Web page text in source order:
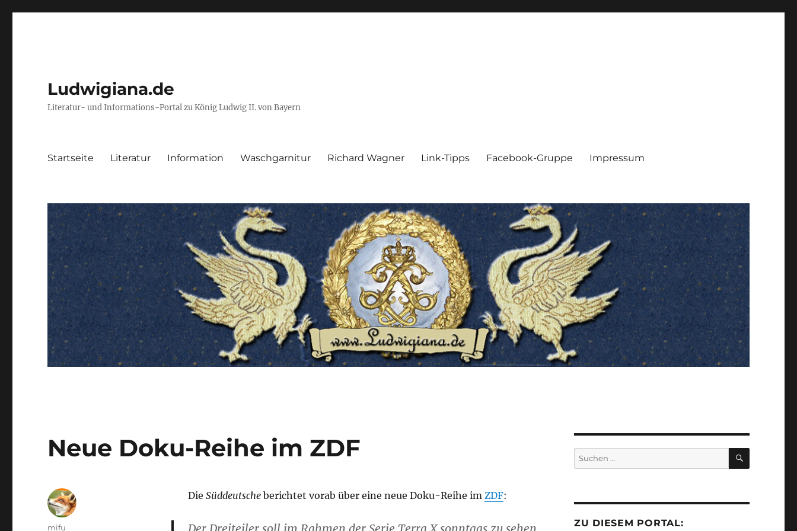
Ludwigiana.de
Literatur- und Informations-Portal zu König Ludwig II. von Bayern
Startseite Literatur Information Waschgarnitur Richard Wagner Link-Tipps Facebook-Gruppe Impressum
Neue Doku-Reihe im ZDF
Die Süddeutsche berichtet vorab über eine neue Doku-Reihe im ZDF:
Autor
mifu
Suchen
nach:
SUCHEN
ZU DIESEM PORTAL: